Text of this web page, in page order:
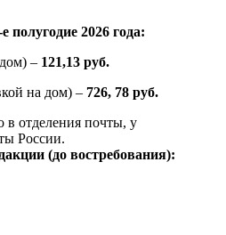
полугодие 2026 года:
– 121,13 руб.
на дом) – 726, 78 руб.
отделения почты, у
России.
(до востребования):